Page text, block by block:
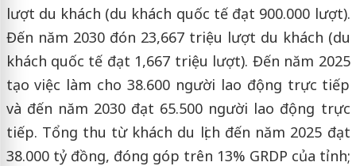
lượt du khách (du khách quốc tế đạt 900.000 lượt).
Đến năm 2030 đón 23,667 triệu lượt du khách (du
khách quốc tế đạt 1,667 triệu lượt). Đến năm 2025
tạo việc làm cho 38.600 người lao động trực tiếp
và đến năm 2030 đạt 65.500 người lao động trực
tiếp. Tổng thu từ khách du lịch đến năm 2025 đạt
38.000 tỷ đồng, đóng góp trên 13% GRDP của tỉnh;